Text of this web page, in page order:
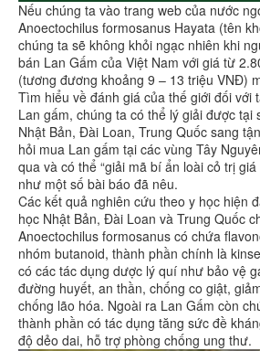
Nếu chúng ta vào trang web của nước
Anoectochilus formosanus Hayata (tên
chúng ta sẽ không khỏi ngạc nhiên khi
bán Lan Gấm của Việt Nam với giá từ
(tương đương khoảng 9 – 13 triệu VNĐ)
Tìm hiểu về đánh giá của thế giới đối với
Lan gấm, chúng ta có thể lý giải được tại
Nhật Bản, Đài Loan, Trung Quốc sang
hỏi mua Lan gấm tại các vùng Tây
qua và có thể “giải mã bí ẩn loài cỏ trị
như một số bài báo đã nêu.
Các kết quả nghiên cứu theo y học hiện
học Nhật Bản, Đài Loan và Trung Quốc
Anoectochilus formosanus có chứa
nhóm butanoid, thành phần chính là
có các tác dụng dược lý quí như bảo vệ
đường huyết, an thần, chống co giật,
chống lão hóa. Ngoài ra Lan Gấm còn
thành phần có tác dụng tăng sức đề
độ dẻo dai, hỗ trợ phòng chống ung thư.